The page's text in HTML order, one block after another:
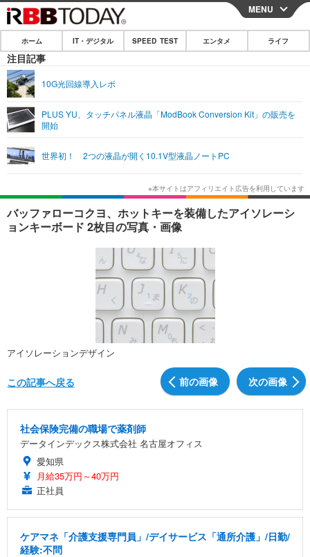
CLOSE
ホーム
IT・デジタル
ショッピング その他
SPEED TEST
エンタメ
エンタメTOP 映画・ドラマ
韓国・芸能
音楽 スポーツ
ショッピング
ライフ
ライフTOP グルメ
ペット ショッピング
リリース一覧
プッシュ通知の停止方法
MENU
ホーム IT・デジタル SPEED TEST エンタメ ライフ
注目記事
10G光回線導入レポ
PLUS YU、タッチパネル液晶「ModBook Conversion Kit」の販売を
開始
世界初！ 2つの液晶が開く10.1V型液晶ノートPC
バッファローコクヨ、ホットキーを装備したアイソレーシ
ョンキーボード 2枚目の写真・画像
アイソレーションデザイン
前の画像 次の画像
この記事へ戻る
社会保険完備の職場で薬剤師
データインデックス株式会社 名古屋オフィス
愛知県
月給35万円～40万円
正社員
ケアマネ「介護支援専門員」/デイサービス「通所介護」/日勤/
経験:不問